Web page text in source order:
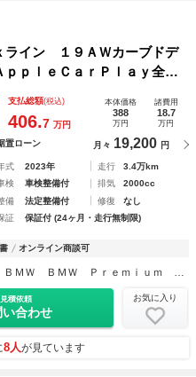
イン １９ＡＷカーブドデ
ｐｌｅＣａｒＰｌａｙ全方
ートトランクＬＥＤヘッド
支払総額(税込)
406.7 万円
本体価格
388
万円
諸費用
18.7
万円
置ローン 月々 19,200 円
式 2023年 走行
3.4万km
検
車検整備付 排気
2000cc
備
法定整備付 修復
なし
証
保証付 (24ヶ月・走行無制限)
オンライン商談可
Ｍｅｉｔｅｔｓｕ ＢＭＷ ＢＭＷ Ｐｒｅｍｉｕｍ Ｓｅｌｅｃｔｉｏｎ多治見
積依頼
合わせ
お気に入り
8人が見ています